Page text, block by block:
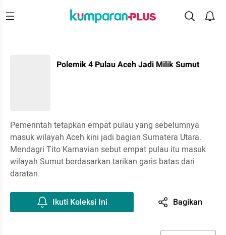
Polemik 4 Pulau Aceh Jadi Milik Sumut
Pemerintah tetapkan empat pulau yang sebelumnya
masuk wilayah Aceh kini jadi bagian Sumatera Utara.
Mendagri Tito Karnavian sebut empat pulau itu masuk
wilayah Sumut berdasarkan tarikan garis batas dari
daratan.
Ikuti Koleksi Ini Bagikan